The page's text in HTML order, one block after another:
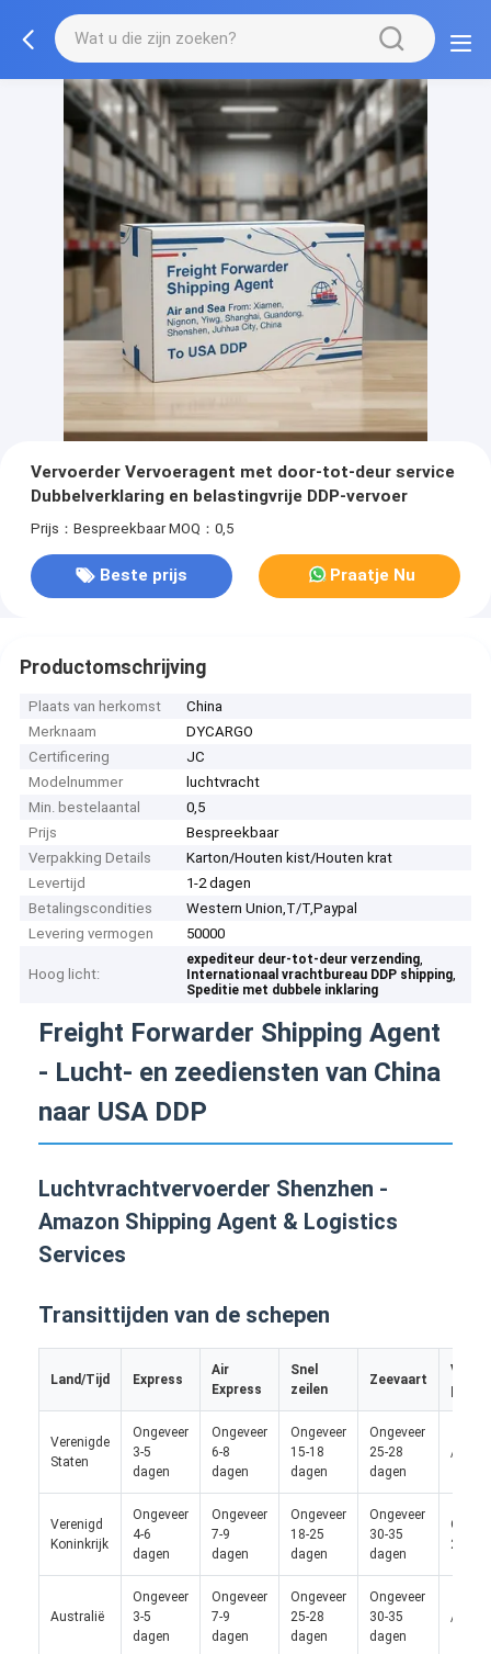
Vervoerder Vervoeragent met door-tot-deur service
Dubbelverklaring en belastingvrije DDP-vervoer
Prijs：Bespreekbaar MOQ：0,5
Beste prijs Praatje Nu
Productomschrijving
Plaats van herkomst
China
Merknaam
DYCARGO
Certificering
JC
Modelnummer
luchtvracht
Min. bestelaantal
0,5
Prijs
Bespreekbaar
Verpakking Details
Karton/Houten kist/Houten krat
Levertijd
1-2 dagen
Betalingscondities
Western Union,T/T,Paypal
Levering vermogen
50000
Hoog licht:
expediteur deur-tot-deur verzending,
Internationaal vrachtbureau DDP shipping,
Speditie met dubbele inklaring
Freight Forwarder Shipping Agent
- Lucht- en zeediensten van China
naar USA DDP
Luchtvrachtvervoerder Shenzhen -
Amazon Shipping Agent & Logistics
Services
Transittijden van de schepen
Land/Tijd Express
Air
Express
Snel
zeilen
Zeevaart
per
Verenigde
Staten
Ongeveer
3-5
dagen
Ongeveer
6-8
dagen
Ongeveer
15-18
dagen
Ongeveer
25-28
dagen
/
Verenigd
Koninkrijk
Ongeveer
4-6
dagen
Ongeveer
7-9
dagen
Ongeveer
18-25
dagen
Ongeveer
30-35
dagen
28
Australië
Ongeveer
3-5
dagen
Ongeveer
7-9
dagen
Ongeveer
25-28
dagen
Ongeveer
30-35
dagen
/